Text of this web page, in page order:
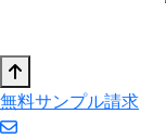
無料サンプル請求